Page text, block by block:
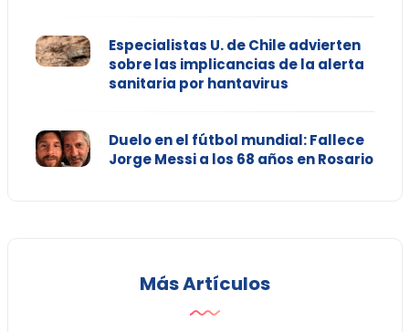
Especialistas U. de Chile advierten
sobre las implicancias de la alerta
sanitaria por hantavirus
Duelo en el fútbol mundial: Fallece
Jorge Messi a los 68 años en Rosario
Más Artículos